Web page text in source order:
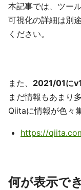
本記事では、ツー
可視化の詳細は別
ください。
また、 2021/01に
まだ情報もあまり
Qiitaに情報が色々
https://
何が表示で